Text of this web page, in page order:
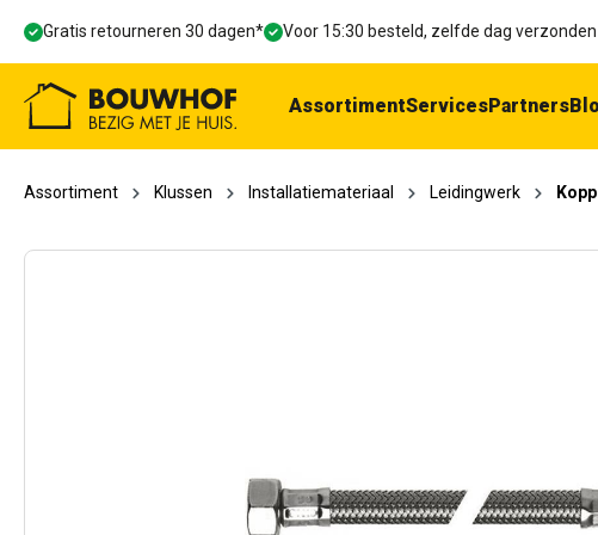
Ga naar de hoofdnavigatie
Gratis retourneren 30 dagen* Voor 15:30 besteld, zelfde dag
AssortimentServicesPartners
Assortiment Klussen Installatiemateriaal Leidingwerk